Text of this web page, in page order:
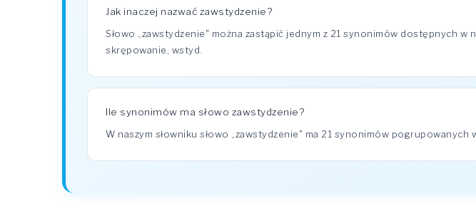
Jak inaczej nazwać zawstydzenie?
Słowo „zawstydzenie" można zastąpić jednym z 21 synonimów dostępnych w
skrępowanie, wstyd.
Ile synonimów ma słowo zawstydzenie?
W naszym słowniku słowo „zawstydzenie" ma 21 synonimów pogrupowanych